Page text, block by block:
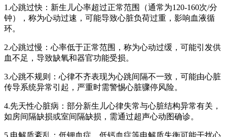
1.心跳过快：新生儿心率超过正常范围（通常为120-160次/分
钟），称为心动过速，可能导致心脏负荷过重，影响血液循
环。
2.心跳过慢：心率低于正常范围，称为心动过缓，可能引发供
血不足，导致缺氧和器官功能受损。
3.心跳不规则：心律不齐表现为心跳间隔不一致，可能由心脏
传导系统异常引起，严重时需警惕心脏骤停风险。
4.先天性心脏病：部分新生儿心律失常与心脏结构异常有关，
如房间隔缺损或室间隔缺损，需通过超声心动图确诊。